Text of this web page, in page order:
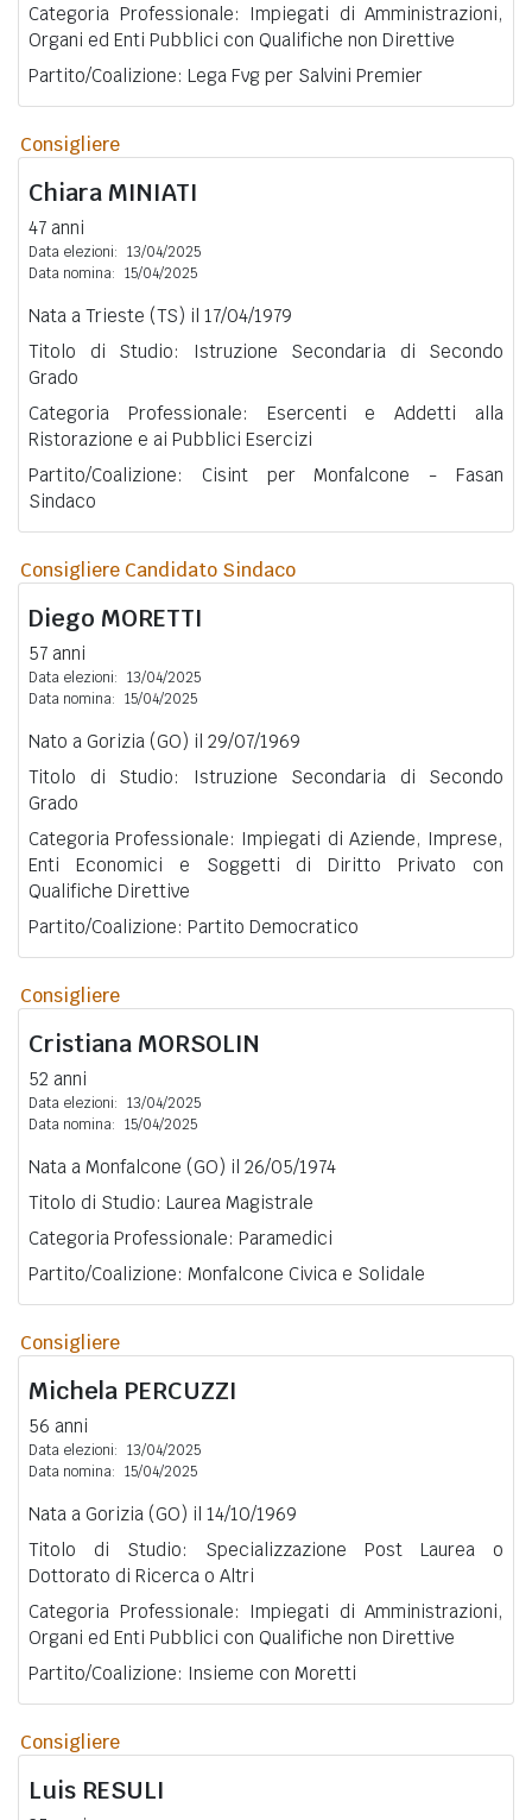
Categoria Professionale: Impiegati di Amministrazioni,
Organi ed Enti Pubblici con Qualifiche non Direttive
Partito/Coalizione: Lega Fvg per Salvini Premier
Consigliere
Chiara MINIATI
47 anni
Data elezioni: 13/04/2025
Data nomina: 15/04/2025
Nata a Trieste (TS) il 17/04/1979
Titolo di Studio: Istruzione Secondaria di Secondo
Grado
Categoria Professionale: Esercenti e Addetti alla
Ristorazione e ai Pubblici Esercizi
Partito/Coalizione: Cisint per Monfalcone - Fasan
Sindaco
Consigliere Candidato Sindaco
Diego MORETTI
57 anni
Data elezioni: 13/04/2025
Data nomina: 15/04/2025
Nato a Gorizia (GO) il 29/07/1969
Titolo di Studio: Istruzione Secondaria di Secondo
Grado
Categoria Professionale: Impiegati di Aziende, Imprese,
Enti Economici e Soggetti di Diritto Privato con
Qualifiche Direttive
Partito/Coalizione: Partito Democratico
Consigliere
Cristiana MORSOLIN
52 anni
Data elezioni: 13/04/2025
Data nomina: 15/04/2025
Nata a Monfalcone (GO) il 26/05/1974
Titolo di Studio: Laurea Magistrale
Categoria Professionale: Paramedici
Partito/Coalizione: Monfalcone Civica e Solidale
Consigliere
Michela PERCUZZI
56 anni
Data elezioni: 13/04/2025
Data nomina: 15/04/2025
Nata a Gorizia (GO) il 14/10/1969
Titolo di Studio: Specializzazione Post Laurea o
Dottorato di Ricerca o Altri
Categoria Professionale: Impiegati di Amministrazioni,
Organi ed Enti Pubblici con Qualifiche non Direttive
Partito/Coalizione: Insieme con Moretti
Consigliere
Luis RESULI